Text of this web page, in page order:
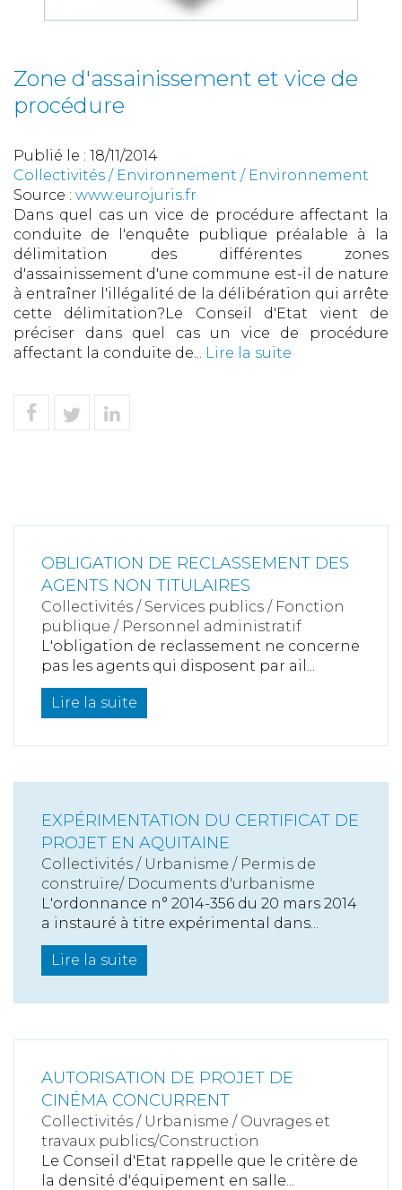
Zone d'assainissement et vice de
procédure
Publié le : 18/11/2014
Collectivités / Environnement / Environnement
Source : www.eurojuris.fr
Dans quel cas un vice de procédure affectant la
conduite de l'enquête publique préalable à la
délimitation des différentes zones
d'assainissement d'une commune est-il de nature
à entraîner l'illégalité de la délibération qui arrête
cette délimitation?Le Conseil d'Etat vient de
préciser dans quel cas un vice de procédure
affectant la conduite de...
Lire la suite
OBLIGATION DE RECLASSEMENT DES
AGENTS NON TITULAIRES
Collectivités / Services publics / Fonction
publique / Personnel administratif
L'obligation de reclassement ne concerne
pas les agents qui disposent par ail...
Lire la suite
EXPÉRIMENTATION DU CERTIFICAT DE
PROJET EN AQUITAINE
Collectivités / Urbanisme / Permis de
construire/ Documents d'urbanisme
L'ordonnance n° 2014-356 du 20 mars 2014
a instauré à titre expérimental dans...
Lire la suite
AUTORISATION DE PROJET DE
CINÉMA CONCURRENT
Collectivités / Urbanisme / Ouvrages et
travaux publics/Construction
Le Conseil d'Etat rappelle que le critère de
la densité d'équipement en salle...